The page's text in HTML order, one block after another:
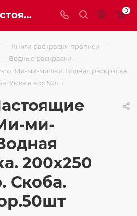
326807 Настоящие друзья. Ми-ми-мишки. Водная раскраска. 200х250 мм. 8 стр. Скоба. Умка в кор.50шт 0
Книги раскраски прописи —
Водные раскраски —
Ми-ми-мишки. Водная раскраска.
Умка в кор.50шт
ми-
200х250
Скоба.